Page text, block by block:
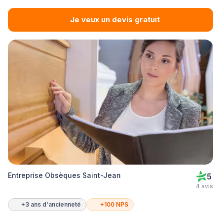
Je veux un devis gratuit
Entreprise Obsèques Saint-Jean 5
4 avis
+3 ans d'ancienneté +100 NPS